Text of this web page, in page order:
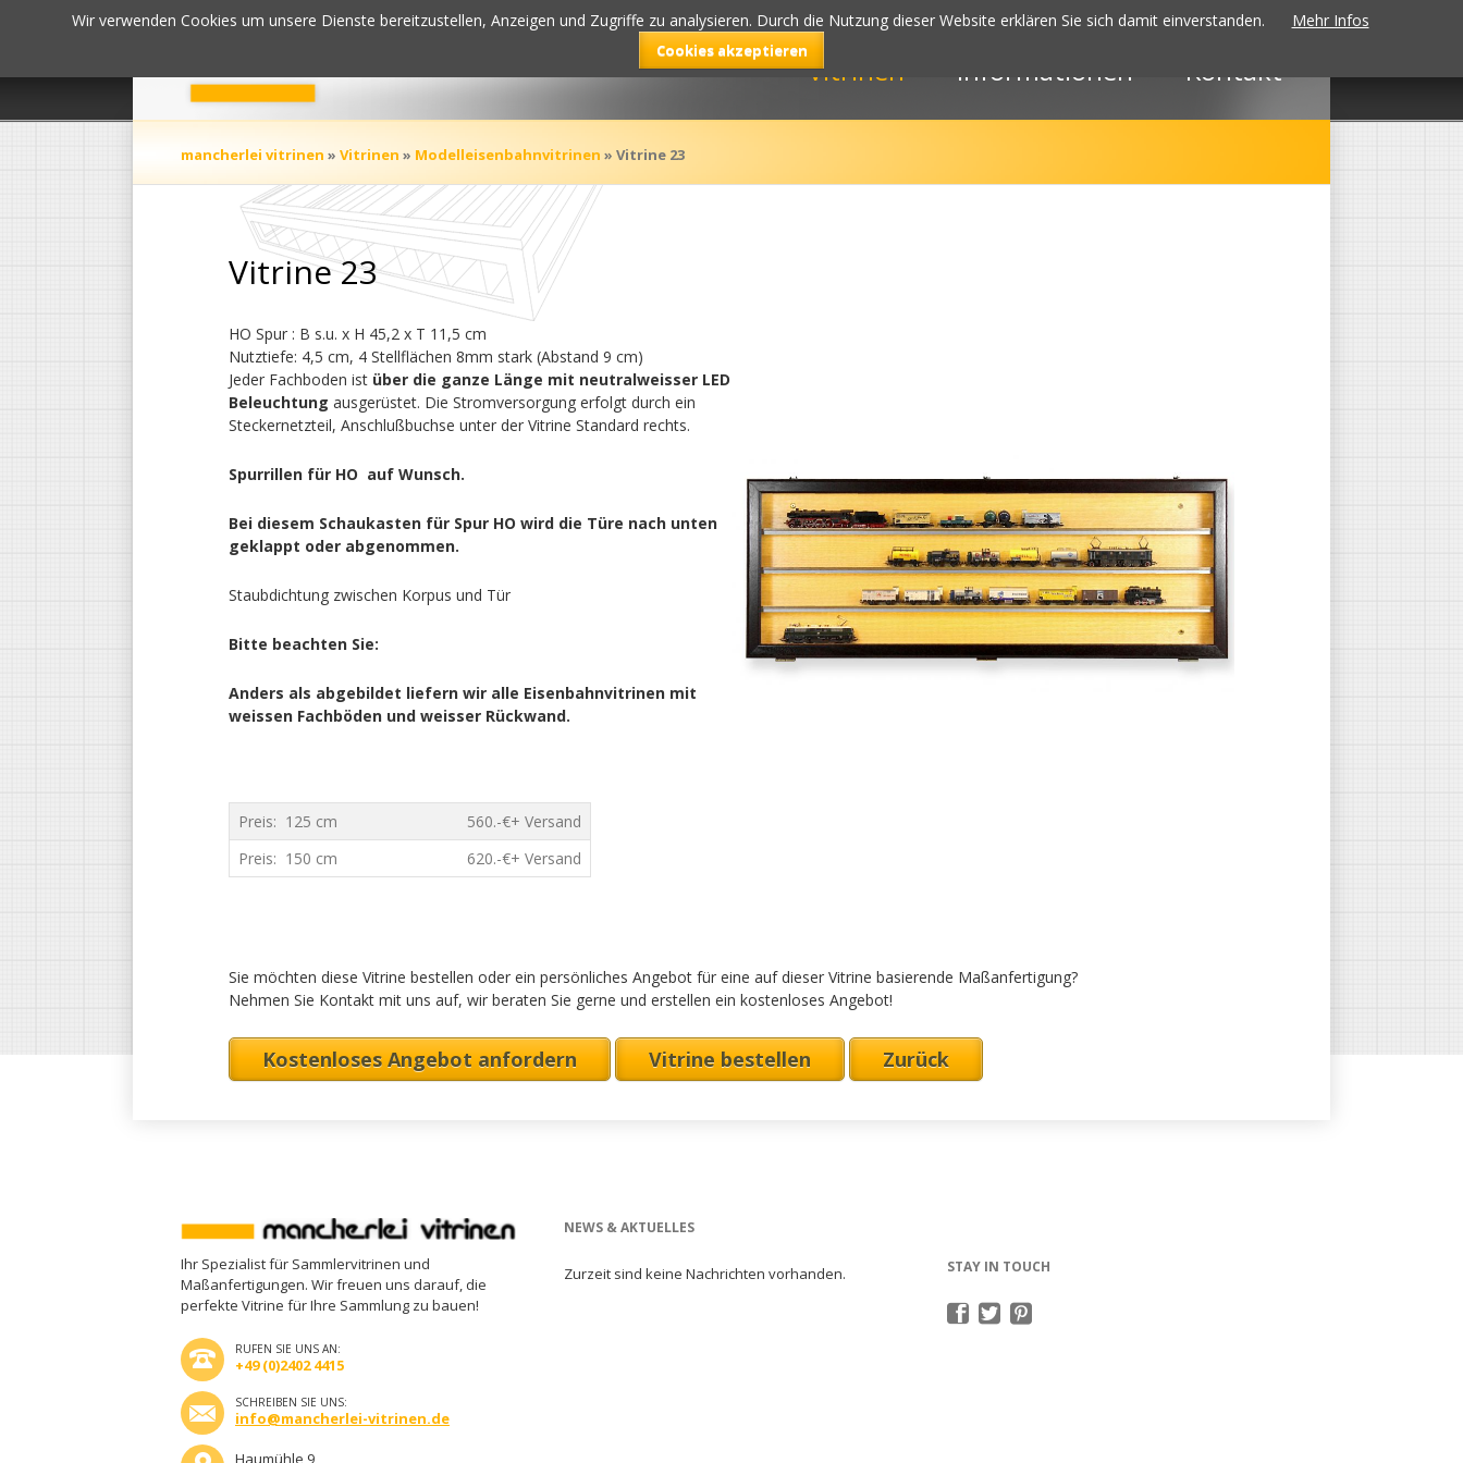
überspringen
Vitrinen Informationen Kontakt
mancherlei vitrinen » Vitrinen » Modelleisenbahnvitrinen » Vitrine 23
Vitrine 23
HO Spur : B s.u. x H 45,2 x T 11,5 cm
Nutztiefe: 4,5 cm, 4 Stellflächen 8mm stark (Abstand 9 cm)
Jeder Fachboden ist über die ganze Länge mit neutralweisser LED
Beleuchtung ausgerüstet. Die Stromversorgung erfolgt durch ein
Steckernetzteil, Anschlußbuchse unter der Vitrine Standard rechts.
Spurrillen für HO auf Wunsch.
Bei diesem Schaukasten für Spur HO wird die Türe nach unten
geklappt oder abgenommen.
Staubdichtung zwischen Korpus und Tür
Bitte beachten Sie:
Anders als abgebildet liefern wir alle Eisenbahnvitrinen mit
weissen Fachböden und weisser Rückwand.
Preis: 125 cm
560.-€+ Versand
Preis: 150 cm
620.-€+ Versand
Sie möchten diese Vitrine bestellen oder ein persönliches Angebot für eine auf dieser Vitrine basierende Maßanfertigung?
Nehmen Sie Kontakt mit uns auf, wir beraten Sie gerne und erstellen ein kostenloses Angebot!
Kostenloses Angebot anfordern Vitrine bestellen Zurück
Ihr Spezialist für Sammlervitrinen und
Maßanfertigungen. Wir freuen uns darauf, die
perfekte Vitrine für Ihre Sammlung zu bauen!
RUFEN SIE UNS AN:
+49 (0)2402 4415
SCHREIBEN SIE UNS:
info@mancherlei-vitrinen.de
Haumühle 9
NEWS & AKTUELLES
Zurzeit sind keine Nachrichten vorhanden. STAY IN TOUCH
Wir verwenden Cookies um unsere Dienste bereitzustellen, Anzeigen und Zugriffe zu analysieren. Durch die Nutzung dieser Website erklären Sie sich damit einverstanden. Mehr Infos
Cookies akzeptieren